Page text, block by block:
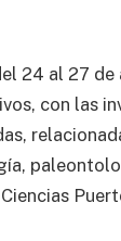
24 al 27
con las